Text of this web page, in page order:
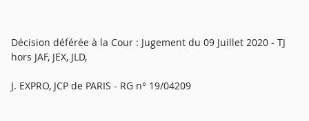
Décision déférée à la Cour : Jugement du 09 Juillet 2020 - TJ
hors JAF, JEX, JLD,
J. EXPRO, JCP de PARIS - RG n° 19/04209